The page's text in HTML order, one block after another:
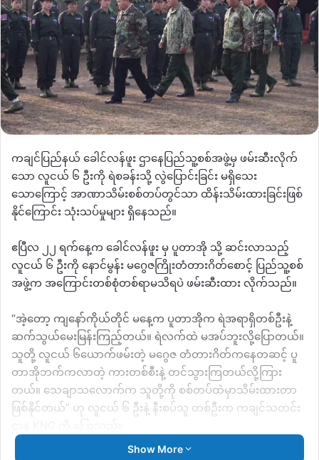
ကချင်ပြည်နယ် ခေါင်လန်ဖူး ဌာနေပြည်သူ့စစ်အဖွဲ့မှ ဖမ်းဆီးလိုက်
သော လူငယ် ၆ ဦးကို ရဲစခန်းသို့ လွဲပြောင်းခြင်း မရှိသေး
သောကြောင့် အာဏာသိမ်းစစ်တပ်တွင်သာ ထိန်းသိမ်းထားခြင်းဖြစ်
နိုင်ကြောင်း သုံးသပ်မှုများ ရှိနေသည်။
ဧပြီလ ၂၂ ရက်နေ့က ခေါင်လန်ဖူး မှ ပူတာအို သို့ ဆင်းလာသည့်
လူငယ် ၆ ဦးကို နောင်မွန်း မဂွေဇကြိုးတံတားဂိတ်စောင့် ပြည်သူ့စစ်
အဖွဲ့က အကြောင်းတစ်စုံတစ်ရာမသိရပဲ ဖမ်းဆီးထား လိုက်သည်။
“အဲ့တော့ ကျနော်ကိုယ်တိုင် မနေ့က ပူတာအိုက ရဲအရာရှိတစ်ဦးနဲ့
ဆက်သွယ်မေးမြန်းကြည့်တယ်။ ရဲလက်ထဲ မအပ်ဘူးလို့ပြောတယ်။
သူတို့ လူငယ် ၆ယောက်ဖမ်းတဲ့ မဂွေဇ တံတားဂိတ်ကနေတဆင့် ပူ
တာအိုဘက်ကလာတဲ့ ကားတစ်စီးနဲ့ တင်သွားကြတယ်လို့ကြား
တယ်။ သေချာသလောက်က သူတို့ကို စစ်တပ်ထဲမှာသိမ်းထားတာ
ဖြစ်နိုင်တယ်” ဟု လူငယ် ၆ ဦးနဲ့ နီးစပ်သူ တစ်ဦးက ကချင်သတင်း
Show More